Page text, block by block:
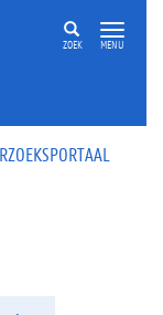
ZOEK MENU